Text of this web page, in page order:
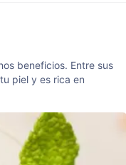
beneficios. Entre sus
piel y es rica en